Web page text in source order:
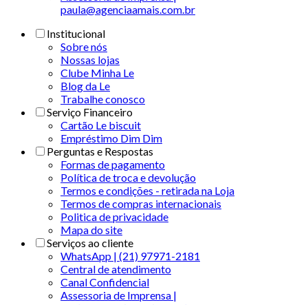
paula@agenciaamais.com.br
Institucional
Sobre nós
Nossas lojas
Clube Minha Le
Blog da Le
Trabalhe conosco
Serviço Financeiro
Cartão Le biscuit
Empréstimo Dim Dim
Perguntas e Respostas
Formas de pagamento
Política de troca e devolução
Termos e condições - retirada na Loja
Termos de compras internacionais
Politica de privacidade
Mapa do site
Serviços ao cliente
WhatsApp | (21) 97971-2181
Central de atendimento
Canal Confidencial
Assessoria de Imprensa |